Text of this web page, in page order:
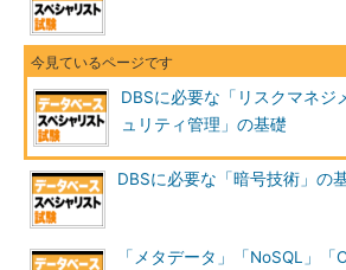
コント
ロール
損失
予防
難に備え、厳重な施錠を
損失
損失の度合いを軽減する
リス
損失を受ける資源を分散
リス
契約を通じてリスクを
DBSに必要な「リスクマネジ
ュリティ管理」の基礎
DBSに必要な「暗号技術」の
「メタデータ」「NoSQL」「